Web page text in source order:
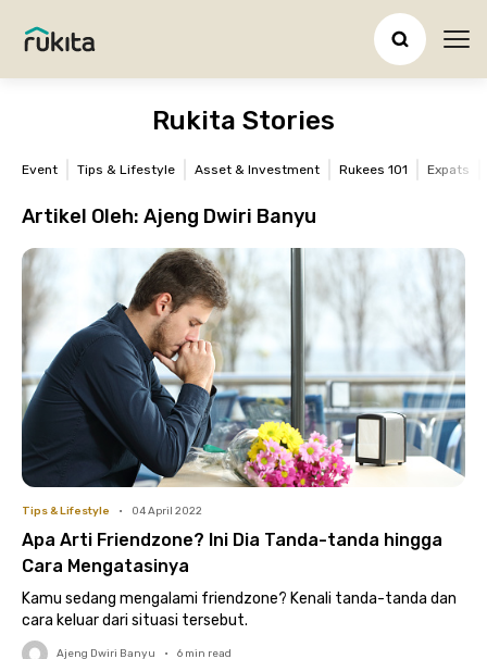
Rukita Stories
Event Tips & Lifestyle Asset & Investment Rukees 101 Expats
Artikel Oleh: Ajeng Dwiri Banyu
Tips & Lifestyle • 04 April 2022
Apa Arti Friendzone? Ini Dia Tanda-tanda hingga
Cara Mengatasinya
Kamu sedang mengalami friendzone? Kenali tanda-tanda dan
cara keluar dari situasi tersebut.
Ajeng Dwiri Banyu • 6 min read